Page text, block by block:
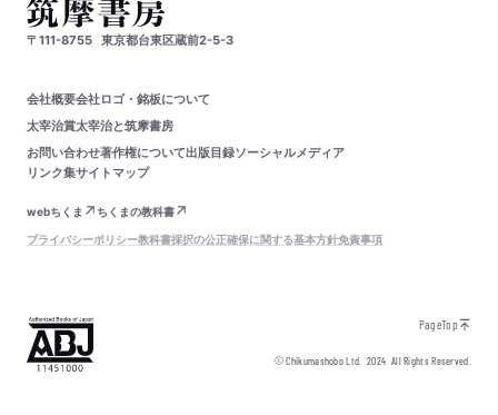
〒111-8755 東京都台東区蔵前2-5-3
会社概要会社ロゴ・銘板について
太宰治賞太宰治と筑摩書房
お問い合わせ著作権について出版目録ソーシャルメディア
リンク集サイトマップ
webちくま
ちくまの教科書
プライバシーポリシー教科書採択の公正確保に関する基本方針免責事項
PageTop
© Chikumashobo Ltd.2024 All Rights Reserved.